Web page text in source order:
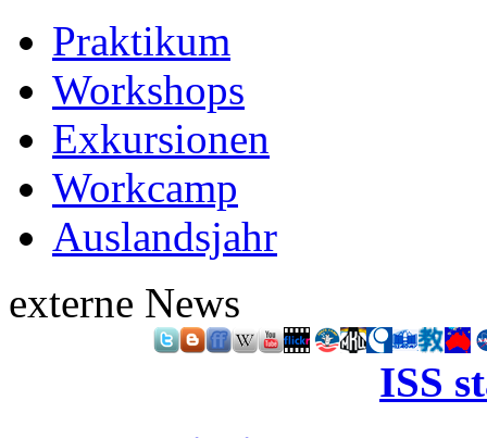
Praktikum
Workshops
Exkursionen
Workcamp
Auslandsjahr
externe News
ISS